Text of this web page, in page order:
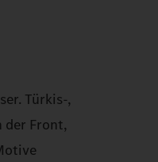
Türkis-,
der Front,